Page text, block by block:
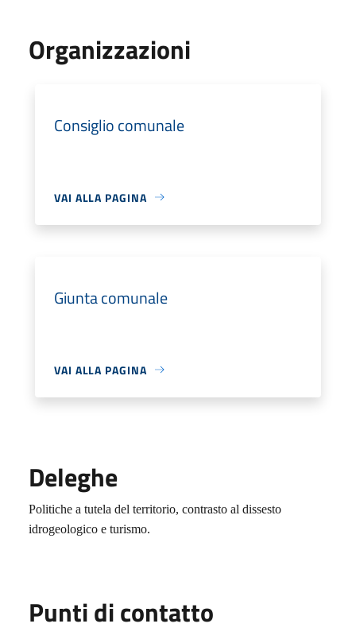
Organizzazioni
Consiglio comunale
VAI ALLA PAGINA
Giunta comunale
VAI ALLA PAGINA
Deleghe
Politiche a tutela del territorio, contrasto al dissesto
idrogeologico e turismo.
Punti di contatto